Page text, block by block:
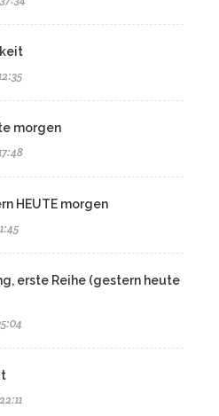
morgen
HEUTE morgen
erste Reihe (gestern heute